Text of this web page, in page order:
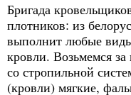
Бригада
плотников: из
выполнит любые
кровли. Возьмемся за
со стропильной
(кровли) мягкие,